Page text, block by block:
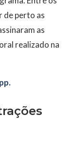
de perto as
as
realizado na